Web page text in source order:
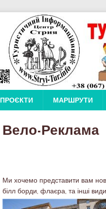
ПРОЄКТИ МАРШРУТИ
Вело-Реклама
Ми хочемо представити вам
білл борди, флаєра, та інші